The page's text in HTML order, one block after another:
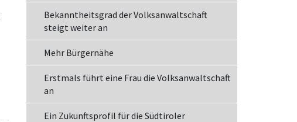
Bekanntheitsgrad der Volksanwaltschaft
steigt weiter an
Mehr Bürgernähe
Erstmals führt eine Frau die Volksanwaltschaft
an
Ein Zukunftsprofil für die Südtiroler